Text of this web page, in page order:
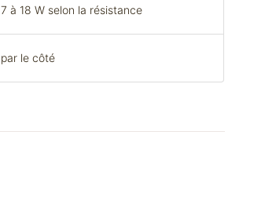
7 à 18 W selon la résistance
par le côté